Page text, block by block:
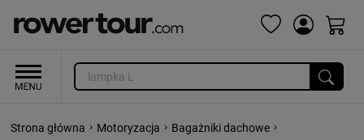
Strona główna › Motoryzacja › Bagażniki dachowe ›